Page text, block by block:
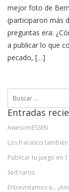
mejor foto de
(participaron más
preguntas era:
a publicar lo que
pecado, […]
Entradas
AwesomESSEN
Los fracasos
Publicar tu juego en
Sed raros
Entrevistamos a…